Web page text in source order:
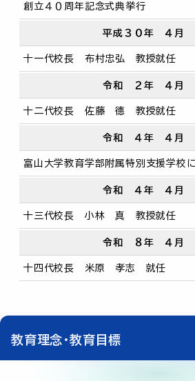
創立４０周年記念式典挙行
平成３０年 ４
十一代校長 布村忠弘 教授就任
令和 ２年 ４
十二代校長 佐藤 德 教授就任
令和 ４年 ４
富山大学教育学部附属特別支援学校
令和 ４年 ４
十三代校長 小林 真 教授就任
令和 ８年 ４
十四代校長 米原 孝志 就任
教育理念･教育目標